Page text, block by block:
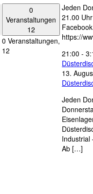
0
Veranstaltungen
12
0 Veranstaltungen,
12
Jeden
21.00
https://
21:00 -
13.
Jeden
Industrial
Ab […]